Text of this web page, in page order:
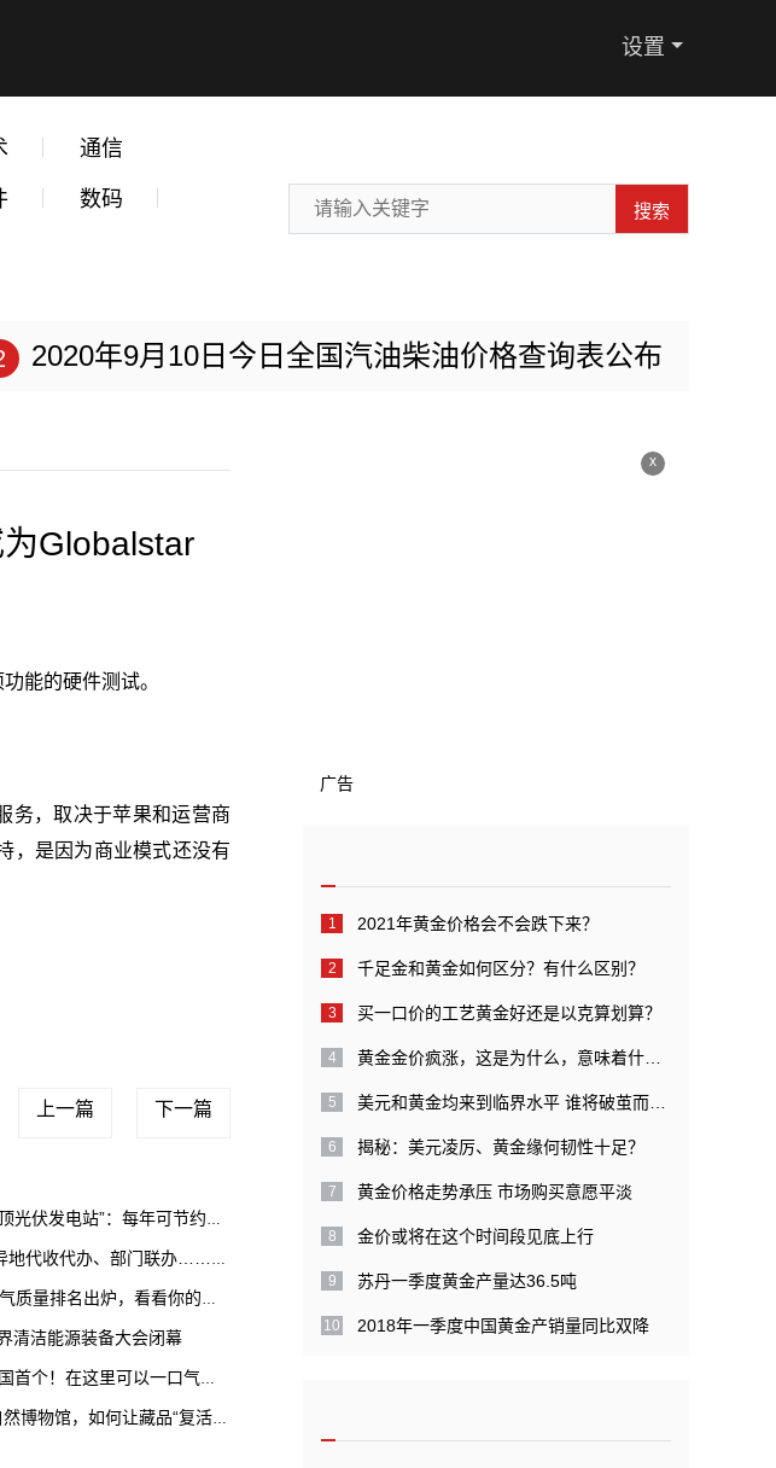
设置
通信
数码 搜索
2020年9月10日今日全国汽油柴油价格查询表公布
Globalstar
能的硬件测试。
务，取决于苹果和运营商
，是因为商业模式还没有
上一篇 下一篇
电站”：每年可节约电费50万元
……岳池“川渝通办”专窗累计办件6600余件
名出炉，看看你的家乡排第几？
清洁能源装备大会闭幕
可以一口气看完氢能产业链各环节
物馆，如何让藏品“复活”？
x
广告
2021年黄金价格会不会跌下来？
千足金和黄金如何区分？有什么区别？
买一口价的工艺黄金好还是以克算划算？
揭秘：美元凌厉、黄金缘何韧性十足？
黄金价格走势承压 市场购买意愿平淡
金价或将在这个时间段见底上行
苏丹一季度黄金产量达36.5吨
2018年一季度中国黄金产销量同比双降